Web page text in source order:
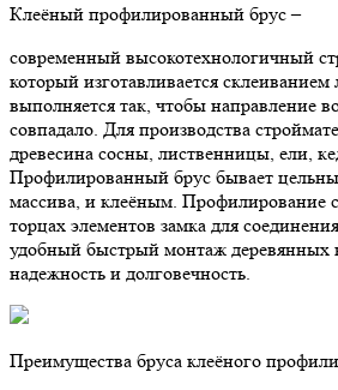
Клеёный профилированный брус –
современный высокотехнологичный
который изготавливается
выполняется так, чтобы направление
совпадало. Для производства
древесина сосны, лиственницы, ели,
Профилированный брус бывает
массива, и клеёным. Профилирование
торцах элементов замка для
удобный быстрый монтаж деревянных
надежность и долговечность.
Преимущества бруса клеёного